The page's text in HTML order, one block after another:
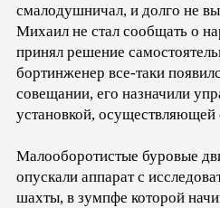
смалодушничал, и долго не
Михаил не стал сообщать о
принял решение
бортинженер все-таки
совещании, его назначили
установкой, осуществляющей
Малооборотистые буровые
опускали аппарат с
шахты, в зумпфе которой